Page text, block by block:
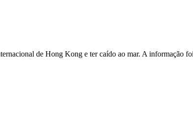
de Hong Kong e ter caído ao mar. A informação